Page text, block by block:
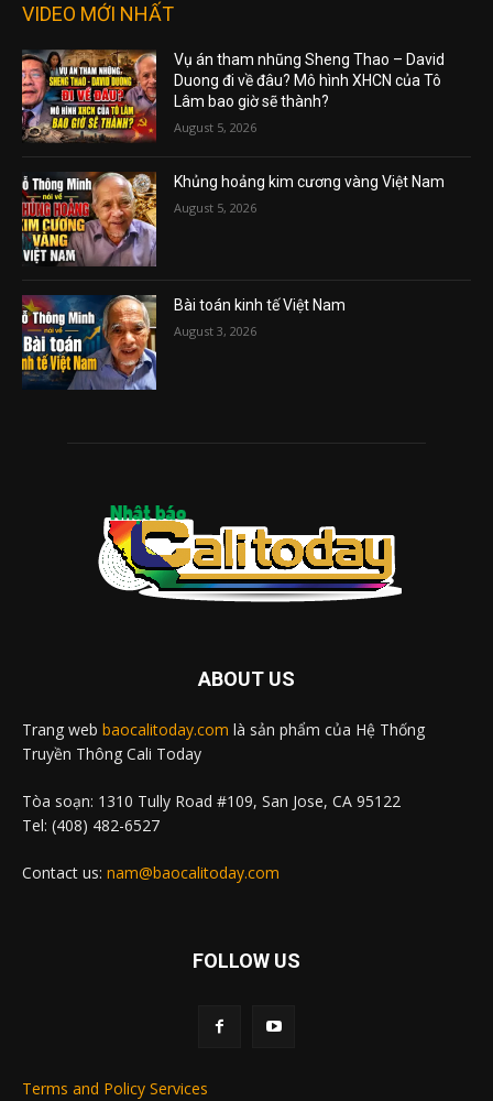
VIDEO MỚI NHẤT
Vụ án tham nhũng Sheng Thao – David
Duong đi về đâu? Mô hình XHCN của Tô
Lâm bao giờ sẽ thành?
August 5, 2026
Khủng hoảng kim cương vàng Việt Nam
August 5, 2026
Bài toán kinh tế Việt Nam
August 3, 2026
ABOUT US
Trang web baocalitoday.com là sản phẩm của Hệ Thống
Truyền Thông Cali Today
Tòa soạn: 1310 Tully Road #109, San Jose, CA 95122
Tel: (408) 482-6527
Contact us: nam@baocalitoday.com
FOLLOW US
Terms and Policy Services